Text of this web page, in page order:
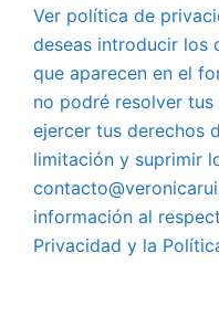
Ver política de
deseas introducir los
que aparecen en el
no podré resolver
ejercer tus derechos
limitación y suprimir
información al
Privacidad y la